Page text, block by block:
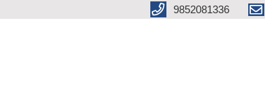
9852081336